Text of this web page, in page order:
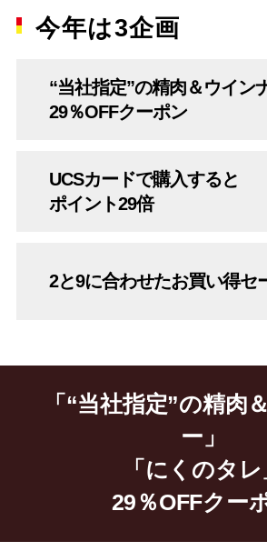
今年は3企画
“当社指定”の精肉＆ウイン
29％OFFクーポン
UCSカードで購入すると
ポイント29倍
2と9に合わせたお買い得セ
「“当社指定”の精肉
ー」
「にくのタレ
29％OFFクー